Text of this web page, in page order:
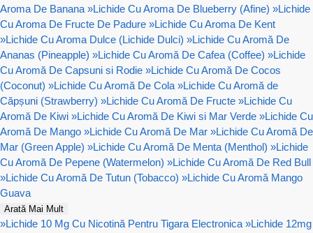
Aroma De Banana »Lichide Cu Aroma De Blueberry (Afine) »Lichide
Cu Aroma De Fructe De Padure »Lichide Cu Aroma De Kent
»Lichide Cu Aroma Dulce (Lichide Dulci) »Lichide Cu Aromă De
Ananas (Pineapple) »Lichide Cu Aromă De Cafea (Coffee) »Lichide
Cu Aromă De Capsuni si Rodie »Lichide Cu Aromă De Cocos
(Coconut) »Lichide Cu Aromă De Cola »Lichide Cu Aromă de
Căpșuni (Strawberry) »Lichide Cu Aromă De Fructe »Lichide Cu
Aromă De Kiwi »Lichide Cu Aromă De Kiwi si Mar Verde »Lichide Cu
Aromă De Mango »Lichide Cu Aromă De Mar »Lichide Cu Aromă De
Mar (Green Apple) »Lichide Cu Aromă De Menta (Menthol) »Lichide
Cu Aromă De Pepene (Watermelon) »Lichide Cu Aromă De Red Bull
»Lichide Cu Aromă De Tutun (Tobacco) »Lichide Cu Aromă Mango
Guava
Arată Mai Mult
»Lichide 10 Mg Cu Nicotină Pentru Tigara Electronica »Lichide 12mg